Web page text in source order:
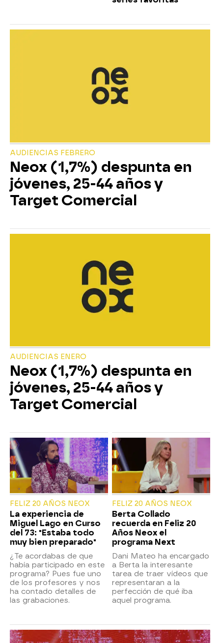
AUDIENCIAS FEBRERO
Neox (1,7%) despunta en
jóvenes, 25-44 años y
Target Comercial
AUDIENCIAS ENERO
Neox (1,7%) despunta en
jóvenes, 25-44 años y
Target Comercial
FELIZ 20 AÑOS NEOX
La experiencia de
Miguel Lago en Curso
del 73: "Estaba todo
muy bien preparado"
¿Te acordabas de que
había participado en este
programa? Pues fue uno
de los profesores y nos
ha contado detalles de
las grabaciones.
FELIZ 20 AÑOS NEOX
Berta Collado
recuerda en Feliz 20
Años Neox el
programa Next
Dani Mateo ha encargado
a Berta la interesante
tarea de traer vídeos que
representaran a la
perfección de qué iba
aquel programa.